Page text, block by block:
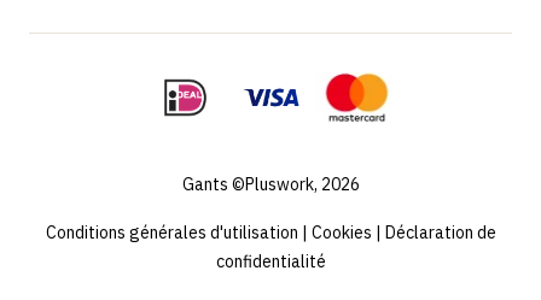
Gants ©Pluswork, 2026
Conditions générales d'utilisation | Cookies | Déclaration de
confidentialité